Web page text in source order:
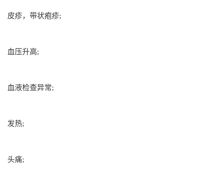
皮疹，带状疱疹;
血压升高;
血液检查异常;
发热;
头痛;